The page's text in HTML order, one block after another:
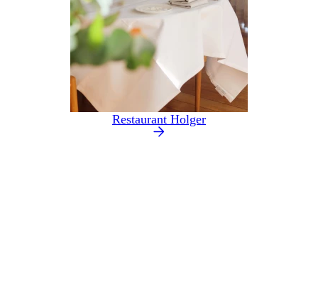
Restaurant Holger